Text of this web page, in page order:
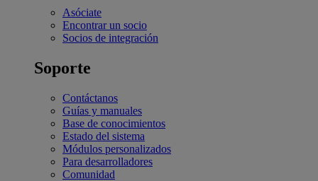
Asóciate
Encontrar un socio
Socios de integración
Soporte
Contáctanos
Guías y manuales
Base de conocimientos
Estado del sistema
Módulos personalizados
Para desarrolladores
Comunidad